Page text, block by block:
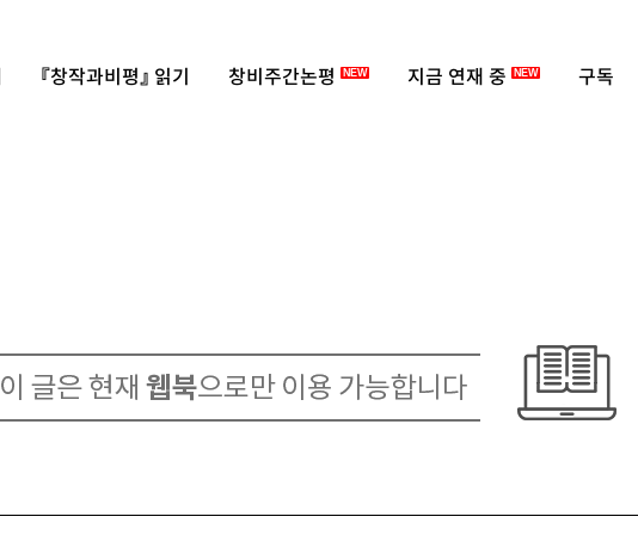
『창작과비평』 읽기 창비주간논평 NEW 지금 연재 중 NEW 구독